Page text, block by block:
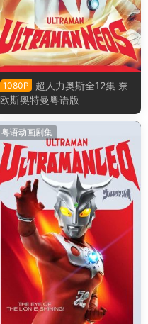
1080P
超人力奥斯全12集 奈
欧斯奥特曼粤语版
粤语动画剧集